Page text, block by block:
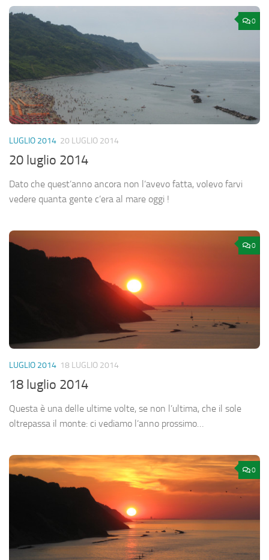
0
LUGLIO 2014 20 LUGLIO 2014
20 luglio 2014
Dato che quest’anno ancora non l’avevo fatta, volevo farvi
vedere quanta gente c’era al mare oggi !
0
LUGLIO 2014 18 LUGLIO 2014
18 luglio 2014
Questa è una delle ultime volte, se non l’ultima, che il sole
oltrepassa il monte: ci vediamo l’anno prossimo…
0